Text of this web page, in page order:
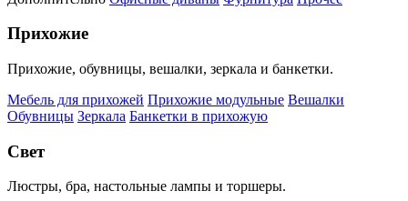
Прихожие
Прихожие, обувницы, вешалки, зеркала и банкетки.
Мебель для прихожей Прихожие модульные Вешалки
Обувницы Зеркала Банкетки в прихожую
Свет
Люстры, бра, настольные лампы и торшеры.